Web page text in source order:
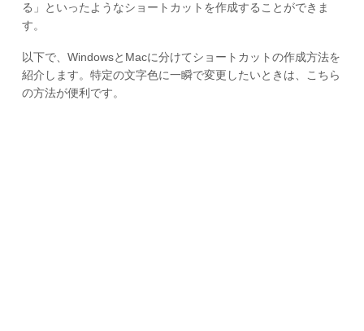
る」といったようなショートカットを作成することができま
す。
以下で、WindowsとMacに分けてショートカットの作成方法を
紹介します。特定の文字色に一瞬で変更したいときは、こちら
の方法が便利です。